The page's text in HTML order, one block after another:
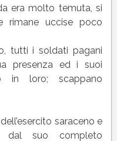
era molto temuta, si
rimane uccise poco
tutti i soldati pagani
presenza ed i suoi
in loro; scappano
saraceno e
suo completo